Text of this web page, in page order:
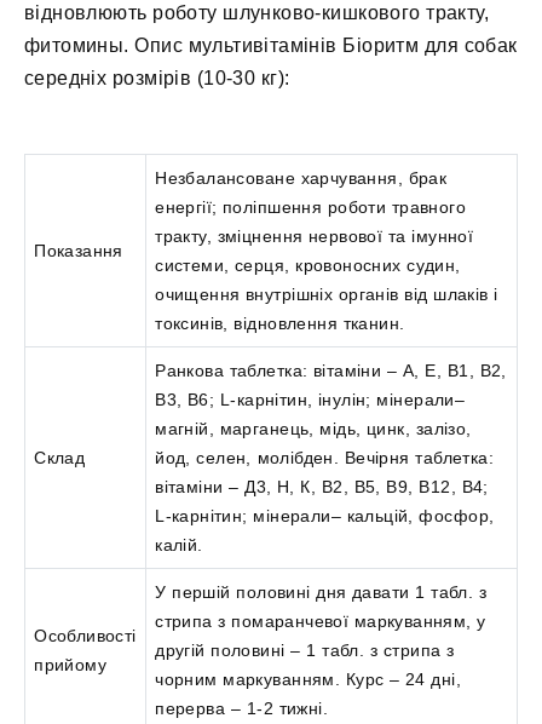
відновлюють роботу шлунково-кишкового тракту,
фитомины. Опис мультивітамінів Біоритм для собак
середніх розмірів (10-30 кг):
Показання
Незбалансоване харчування, брак
енергії; поліпшення роботи травного
тракту, зміцнення нервової та імунної
системи, серця, кровоносних судин,
очищення внутрішніх органів від шлаків і
токсинів, відновлення тканин.
Склад
Ранкова таблетка: вітаміни – А, Е, В1, В2,
В3, В6; L-карнітин, інулін; мінерали–
магній, марганець, мідь, цинк, залізо,
йод, селен, молібден. Вечірня таблетка:
вітаміни – Д3, Н, К, В2, В5, В9, В12, В4;
L-карнітин; мінерали– кальцій, фосфор,
калій.
Особливості
прийому
У першій половині дня давати 1 табл. з
стрипа з помаранчевої маркуванням, у
другій половині – 1 табл. з стрипа з
чорним маркуванням. Курс – 24 дні,
перерва – 1-2 тижні.